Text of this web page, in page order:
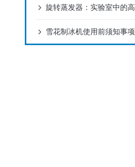
雪花制冰机使用前须知事项